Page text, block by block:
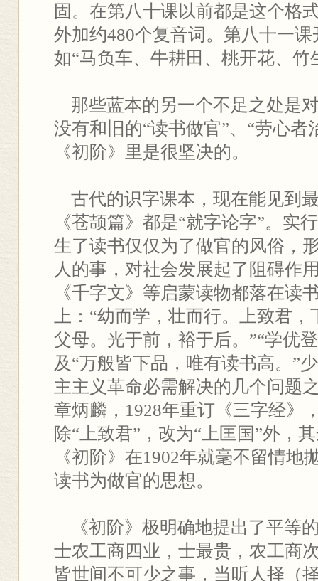
固。在第八十课以前都是这个格
外加约480个复音词。第八十一
如“马负车、牛耕田、桃开花、竹
那些蓝本的另一个不足之处是
没有和旧的“读书做官”、“劳心者
《初阶》里是很坚决的。
古代的识字课本，现在能见到
《苍颉篇》都是“就字论字”。实
生了读书仅仅为了做官的风俗，
人的事，对社会发展起了阻碍作
《千字文》等启蒙读物都落在读
上：“幼而学，壮而行。上致君
父母。光于前，裕于后。”“学优
及“万般皆下品，唯有读书高。”
主主义革命必需解决的几个问题
章炳麟，1928年重订《三字经》
除“上致君”，改为“上匡国”外，
《初阶》在1902年就毫不留情地
读书为做官的思想。
《初阶》极明确地提出了平等
士农工商四业，士最贵，农工商
皆世间不可少之事，当听人择（